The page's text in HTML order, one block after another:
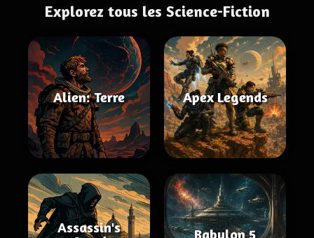
Explorez tous les Science-Fiction
Alien: Terre Apex Legends
Assassin's
Babylon 5